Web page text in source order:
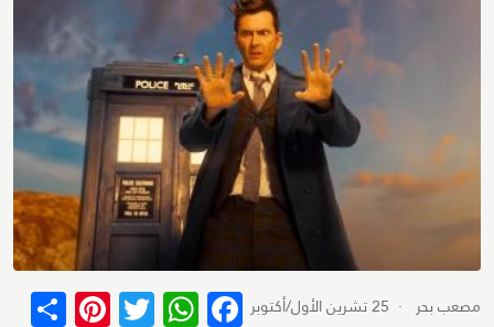
مصعب بحر
· 25 تشرين الأول/أكتوبر
Facebook
Twitter